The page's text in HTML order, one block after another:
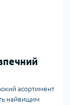
асортимент
найвищим